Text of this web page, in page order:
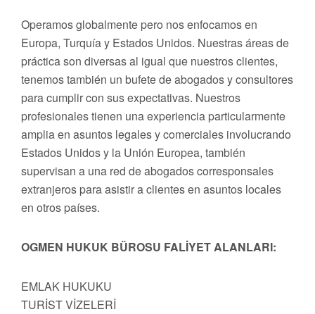
Operamos globalmente pero nos enfocamos en
Europa, Turquía y Estados Unidos. Nuestras áreas de
práctica son diversas al igual que nuestros clientes,
tenemos también un bufete de abogados y consultores
para cumplir con sus expectativas. Nuestros
profesionales tienen una experiencia particularmente
amplia en asuntos legales y comerciales involucrando
Estados Unidos y la Unión Europea, también
supervisan a una red de abogados corresponsales
extranjeros para asistir a clientes en asuntos locales
en otros países.
OGMEN HUKUK BÜROSU FALİYET ALANLARI:
EMLAK HUKUKU
TURİST VİZELERİ